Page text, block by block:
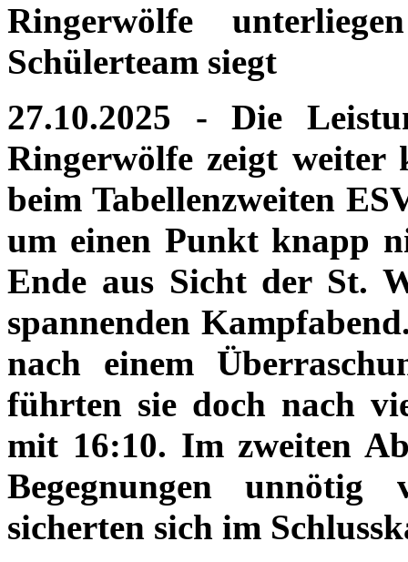
Ringerwölfe
Schülerteam siegt
27.10.2025 - Die
Ringerwölfe zeigt weiter
beim Tabellenzweiten
um einen Punkt knapp
Ende aus Sicht der St.
spannenden
nach einem
führten sie doch nach
mit 16:10. Im zweiten
Begegnungen
sicherten sich im